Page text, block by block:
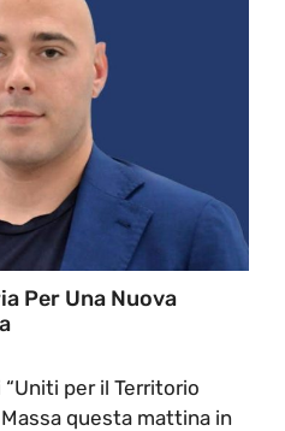
Per Una Nuova
per il Territorio
questa mattina in